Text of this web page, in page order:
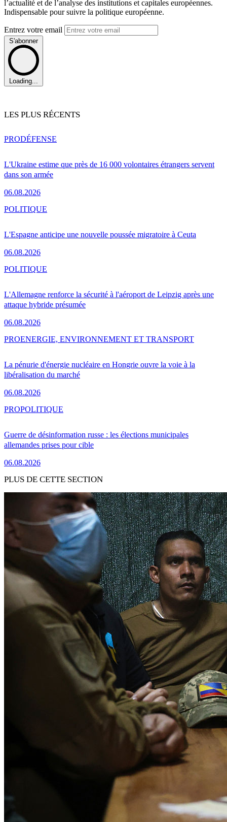
l’actualité et de l’analyse des institutions et capitales européennes.
Indispensable pour suivre la politique européenne.
Entrez votre email
S'abonner
Loading...
LES PLUS RÉCENTS
L'Ukraine estime que près de 16 000 volontaires étrangers servent
dans son armée
06.08.2026
PRODÉFENSE
L'Espagne anticipe une nouvelle poussée migratoire à Ceuta
06.08.2026
POLITIQUE
L'Allemagne renforce la sécurité à l'aéroport de Leipzig après une
attaque hybride présumée
06.08.2026
POLITIQUE
La pénurie d'énergie nucléaire en Hongrie ouvre la voie à la
libéralisation du marché
06.08.2026
PROENERGIE, ENVIRONNEMENT ET TRANSPORT
Guerre de désinformation russe : les élections municipales
allemandes prises pour cible
06.08.2026
PROPOLITIQUE
PLUS DE CETTE SECTION